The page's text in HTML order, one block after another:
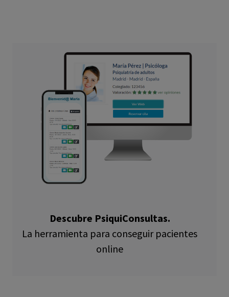
Descubre PsiquiConsultas.
La herramienta para conseguir pacientes
online